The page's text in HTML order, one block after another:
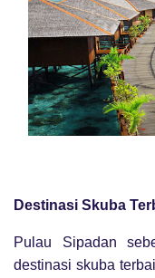
Destinasi Skuba
Pulau Sipadan
destinasi skuba